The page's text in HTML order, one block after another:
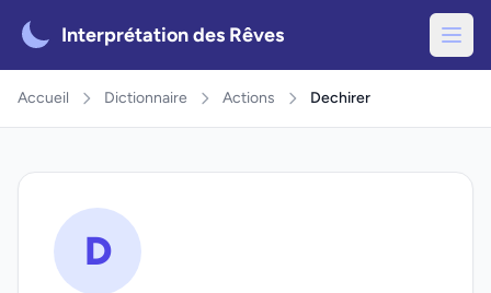
Interprétation des Rêves
Accueil Dictionnaire Actions Dechirer
D